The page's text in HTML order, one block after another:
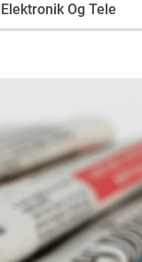
Elektronik Og Tele